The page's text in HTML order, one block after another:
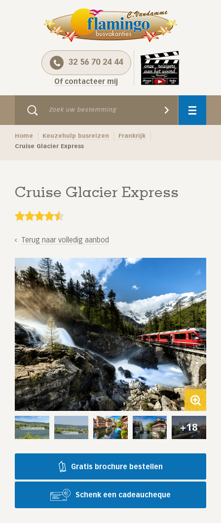
32 56 70 24 44
Of contacteer mij
Home Keuzehulp busreizen
Frankrijk
Cruise Glacier Express
Cruise Glacier Express
Terug naar volledig aanbod
+18
Gratis brochure bestellen
Schenk een cadeaucheque